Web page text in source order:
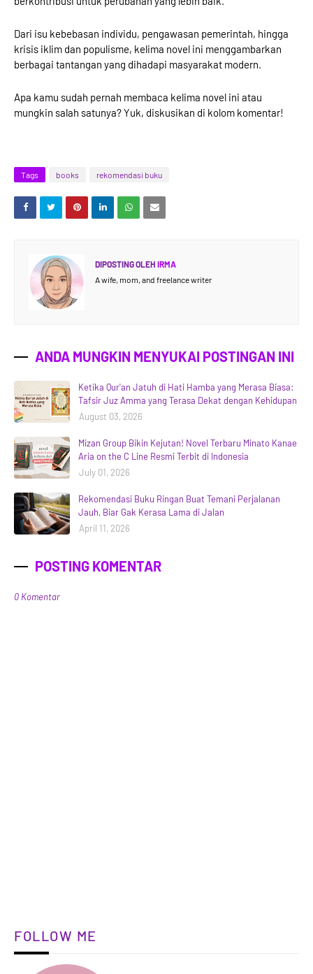
Dari isu kebebasan individu, pengawasan pemerintah, hingga
krisis iklim dan populisme, kelima novel ini menggambarkan
berbagai tantangan yang dihadapi masyarakat modern.
Apa kamu sudah pernah membaca kelima novel ini atau
mungkin salah satunya? Yuk, diskusikan di kolom komentar!
Tags books rekomendasi buku
DIPOSTING OLEH IRMA
A wife, mom, and freelance writer
ANDA MUNGKIN MENYUKAI POSTINGAN INI
Ketika Qur'an Jatuh di Hati Hamba yang Merasa Biasa:
Tafsir Juz Amma yang Terasa Dekat dengan Kehidupan
August 03, 2026
Mizan Group Bikin Kejutan! Novel Terbaru Minato Kanae
Aria on the C Line Resmi Terbit di Indonesia
July 01, 2026
Rekomendasi Buku Ringan Buat Temani Perjalanan
Jauh, Biar Gak Kerasa Lama di Jalan
April 11, 2026
POSTING KOMENTAR
0 Komentar
FOLLOW ME